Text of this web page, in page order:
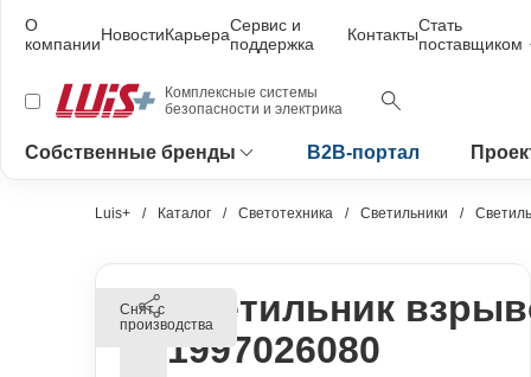
О
компанииНовостиКарьераСервис и
поддержка
КонтактыСтать
поставщиком
Комплексные системы
безопасности и электрика
Собственные бренды B2B-портал
Luis+ Каталог Светотехника Светильники
Снят с
производстваСветильник
1997026080